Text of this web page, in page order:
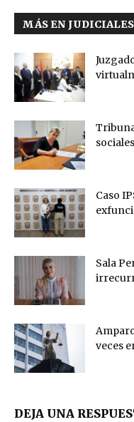
MÁS EN
Caso
Sala
veces
DEJA UNA